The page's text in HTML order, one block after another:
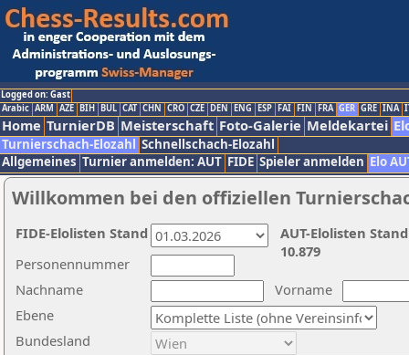
Logged on: Gast
Arabic ARM AZE BIH BUL CAT CHN CRO CZE DEN ENG ESP FAI FIN FRA GER GRE INA
Home TurnierDB Meisterschaft Foto-Galerie Meldekartei
Turnierschach-Elozahl Schnellschach-Elozahl
Allgemeines Turnier anmelden: AUT FIDE Spieler anmelden Elo
Willkommen bei den offiziellen
Nachname
Vorname
Ebene
Personennummer
Bundesland
AUT-Elolisten
10.879
FIDE-Elolisten Stand